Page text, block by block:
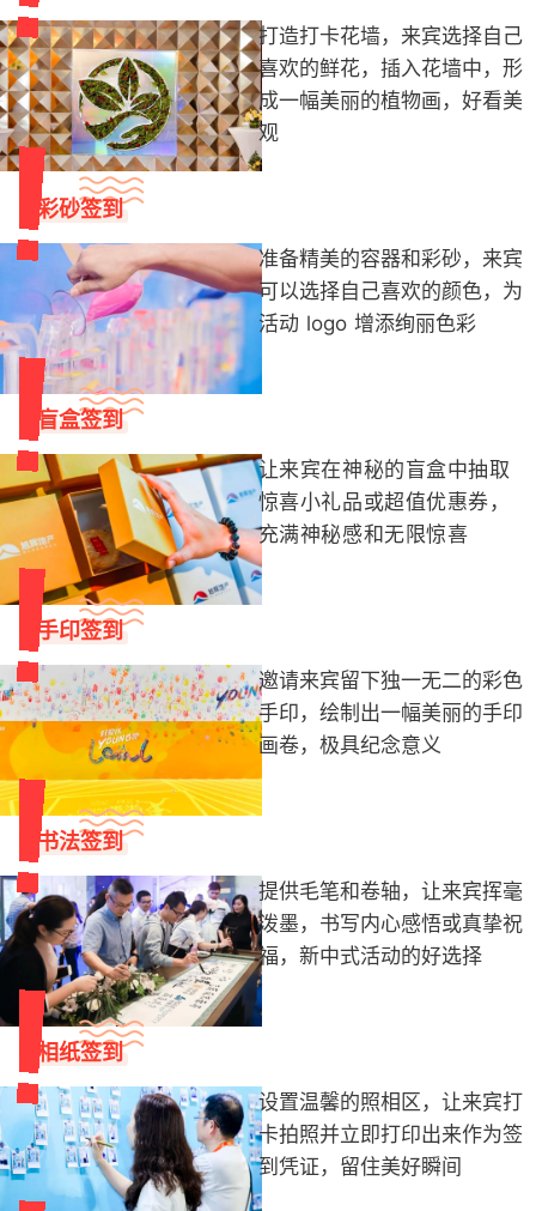
打造打卡花墙，来宾选择自己
喜欢的鲜花，插入花墙中，形
成一幅美丽的植物画，好看美
观
彩砂签到
准备精美的容器和彩砂，来宾
可以选择自己喜欢的颜色，为
活动 logo 增添绚丽色彩
盲盒签到
让来宾在神秘的盲盒中抽取
惊喜小礼品或超值优惠券，
充满神秘感和无限惊喜
手印签到
邀请来宾留下独一无二的彩色
手印，绘制出一幅美丽的手印
画卷，极具纪念意义
书法签到
提供毛笔和卷轴，让来宾挥毫
泼墨，书写内心感悟或真挚祝
福，新中式活动的好选择
相纸签到
设置温馨的照相区，让来宾打
卡拍照并立即打印出来作为签
到凭证，留住美好瞬间